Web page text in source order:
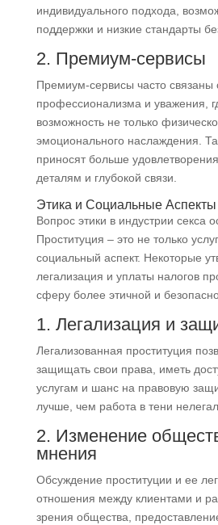
индивидуального подхода,
поддержки и низкие стандарты
2. Премиум-сервисы
Премиум-сервисы часто связаны
профессионализма и уважения,
возможность не только
эмоционального наслаждения.
приносят больше
деталям и глубокой связи.
Этика и Социальные Аспекты
Вопрос этики в индустрии секса
Проституция – это не только
социальный аспект. Некоторые
легализация и уплаты налогов
сферу более этичной и
1. Легализация и
Легализованная проституция
защищать свои права, иметь
услугам и шанс на правовую
лучше, чем работа в тени
2. Изменение
мнения
Обсуждение проституции и ее
отношения между клиентами и
зрения общества,